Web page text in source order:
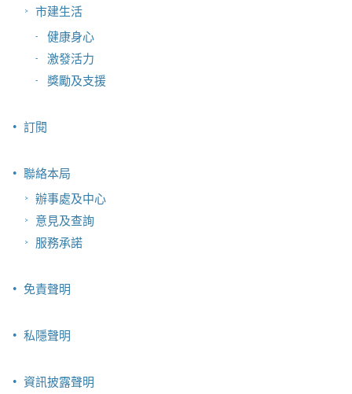
市建生活
健康身心
激發活力
獎勵及支援
訂閱
聯絡本局
辦事處及中心
意見及查詢
服務承諾
免責聲明
私隱聲明
資訊披露聲明